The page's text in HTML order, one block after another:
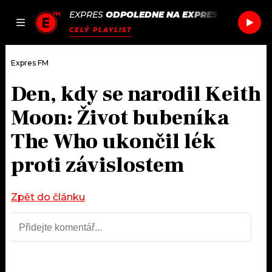
JAK
SEZNAM.CZ
EXPRES ODPOLEDNE NA EXPRES FM /
CELÝ PLAYLIST
DOMŮ
ČLÁNKY
AKTUÁLNĚ
HUDBA
PODCASTY
JAK NALADIT
RÁDIO
Expres FM
Den, kdy se narodil Keith
Moon: Život bubeníka
The Who ukončil lék
proti závislostem
Zpět do článku